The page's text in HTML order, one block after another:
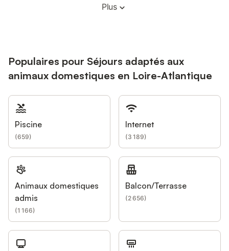
Plus
Populaires pour Séjours adaptés aux
animaux domestiques en Loire-Atlantique
Piscine
(659)
Internet
(3 189)
Animaux domestiques
admis
(1 166)
Balcon/Terrasse
(2 656)